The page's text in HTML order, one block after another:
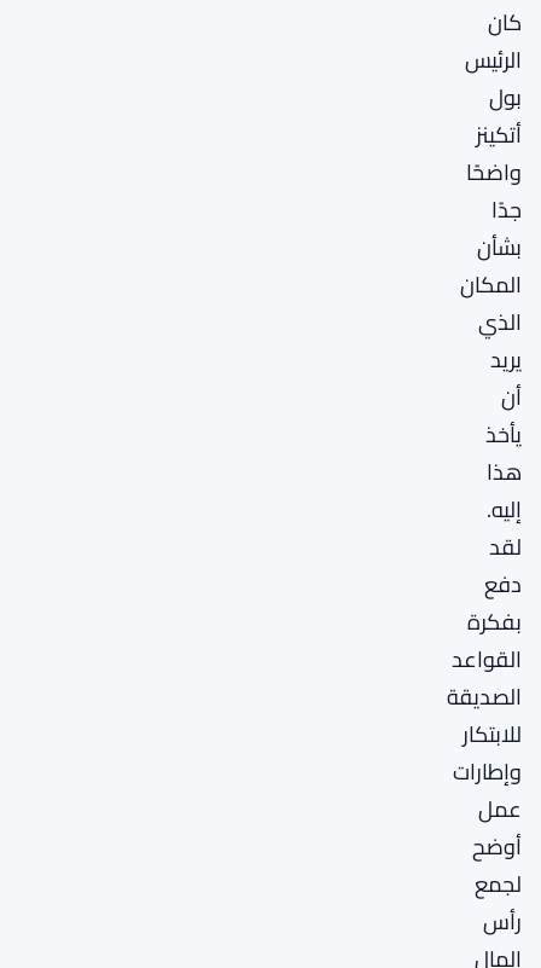
كان
الرئيس
بول
أتكينز
واضحًا
جدًا
بشأن
المكان
الذي
يريد
أن
يأخذ
هذا
إليه.
لقد
دفع
بفكرة
القواعد
الصديقة
للابتكار
وإطارات
عمل
أوضح
لجمع
رأس
المال